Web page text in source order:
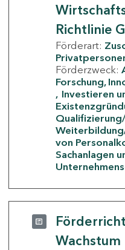
Richtlinie
Förderart:
Förderzweck:
Forschung,
Investieren
von
Sachanlagen
Wachstum